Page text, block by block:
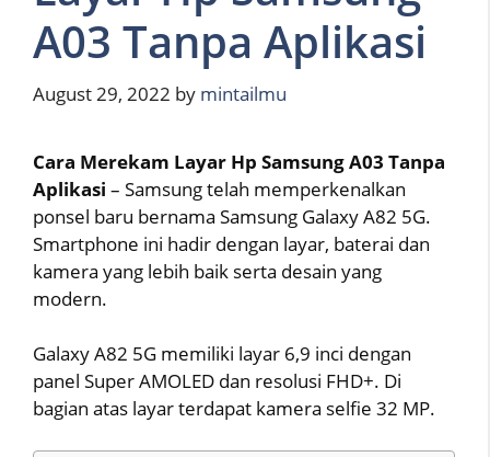
A03 Tanpa Aplikasi
August 29, 2022 by mintailmu
Cara Merekam Layar Hp Samsung A03 Tanpa
Aplikasi – Samsung telah memperkenalkan
ponsel baru bernama Samsung Galaxy A82 5G.
Smartphone ini hadir dengan layar, baterai dan
kamera yang lebih baik serta desain yang
modern.
Galaxy A82 5G memiliki layar 6,9 inci dengan
panel Super AMOLED dan resolusi FHD+. Di
bagian atas layar terdapat kamera selfie 32 MP.